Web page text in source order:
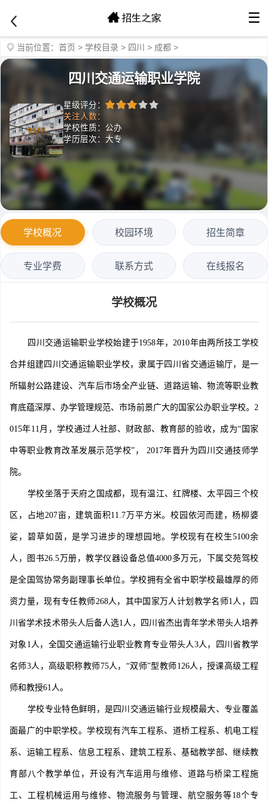
☰
当前位置： 首页 > 学校目录 > 四川 > 成都 >
四川交通运输职业学院
星级评分：
关注人数：
学校性质：公办
学历层次：大专
学校概况 校园环境 招生简章
专业学费 联系方式 在线报名
学校概况
四川交通运输职业学校始建于1958年，2010年由两所技工学校
合并组建四川交通运输职业学校，隶属于四川省交通运输厅，是一
所辐射公路建设、汽车后市场全产业链、道路运输、物流等职业教
育底蕴深厚、办学管理规范、市场前景广大的国家公办职业学校。2
015年11月，学校通过人社部、财政部、教育部的验收，成为“国家
中等职业教育改革发展示范学校”， 2017年晋升为四川交通技师学
院。
学校坐落于天府之国成都，现有温江、红牌楼、太平园三个校
区，占地207亩，建筑面积11.7万平方米。校园依河而建，杨柳婆
娑，碧草如茵，是学习进步的理想园地。学校现有在校生5100余
人，图书26.5万册，教学仪器设备总值4000多万元，下属交苑驾校
是全国驾协常务副理事长单位。学校拥有全省中职学校最雄厚的师
资力量，现有专任教师268人，其中国家万人计划教学名师1人，四
川省学术技术带头人后备人选1人，四川省杰出青年学术带头人培养
对象1人，全国交通运输行业职业教育专业带头人3人，四川省教学
名师3人，高级职称教师75人，“双师”型教师126人，授课高级工程
师和教授61人。
学校专业特色鲜明，是四川交通运输行业规模最大、专业覆盖
面最广的中职学校。学校现有汽车工程系、道桥工程系、机电工程
系、运输工程系、信息工程系、建筑工程系、基础教学部、继续教
育部八个教学单位，开设有汽车运用与维修、道路与桥梁工程施
工、工程机械运用与维修、物流服务与管理、航空服务等18个专